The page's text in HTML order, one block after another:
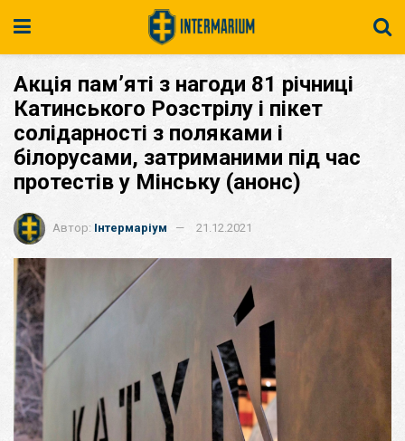
Акція пам’яті з нагоди 81 річниці
Катинського Розстрілу і пікет
солідарності з поляками і
білорусами, затриманими під час
протестів у Мінську (анонс)
Автор: Інтермаріум 21.12.2021